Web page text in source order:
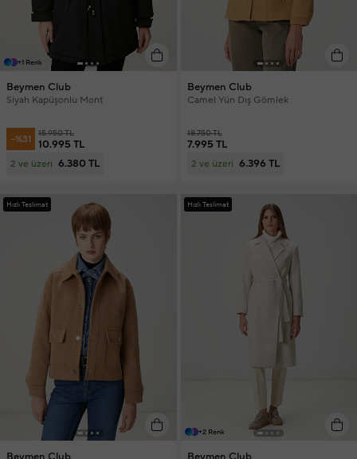
+1 Renk
Beymen Club
Siyah Kapüşonlu Mont
-%31 15.950 TL
10.995 TL
2 ve üzeri 6.380 TL
Beymen Club
Camel Yün Dış Gömlek
18.750 TL
7.995 TL
2 ve üzeri 6.396 TL
Hızlı Teslimat Hızlı Teslimat
+2 Renk